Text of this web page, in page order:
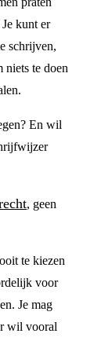
kunt er
schrijven,
te doen
En wil
, geen
te kiezen
voor
Je mag
wil vooral